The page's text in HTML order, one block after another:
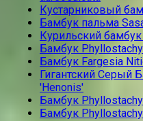
Кустарниковый
Бамбук пальма
Курильский
Бамбук
Бамбук Fargesia
Гигантский Серый
'Henonis'
Бамбук
Бамбук